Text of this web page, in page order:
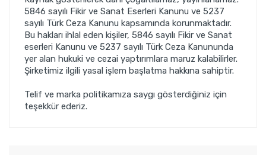
5846 sayılı Fikir ve Sanat Eserleri Kanunu ve 5237
sayılı Türk Ceza Kanunu kapsamında korunmaktadır.
Bu hakları ihlal eden kişiler, 5846 sayılı Fikir ve Sanat
eserleri Kanunu ve 5237 sayılı Türk Ceza Kanununda
yer alan hukuki ve cezai yaptırımlara maruz kalabilirler.
Şirketimiz ilgili yasal işlem başlatma hakkına sahiptir.
Telif ve marka politikamıza saygı gösterdiğiniz için
teşekkür ederiz.